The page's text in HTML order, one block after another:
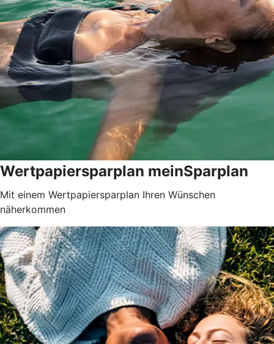
Wertpapiersparplan meinSparplan
Mit einem Wertpapiersparplan Ihren Wünschen
näherkommen